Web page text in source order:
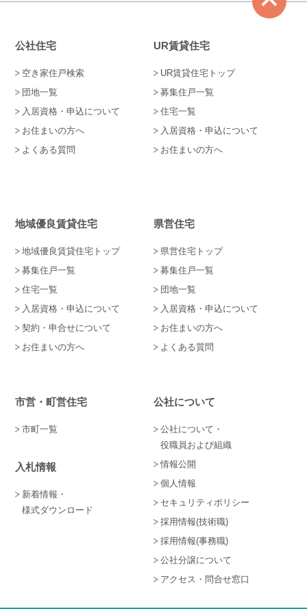
公社住宅
空き家住戸検索
団地一覧
入居資格・申込について
お住まいの方へ
よくある質問
UR賃貸住宅
UR賃貸住宅トップ
募集住戸一覧
住宅一覧
入居資格・申込について
お住まいの方へ
地域優良賃貸住宅
地域優良賃貸住宅トップ
募集住戸一覧
住宅一覧
入居資格・申込について
契約・申合せについて
お住まいの方へ
県営住宅
県営住宅トップ
募集住戸一覧
団地一覧
入居資格・申込について
お住まいの方へ
よくある質問
市営・町営住宅
市町一覧
入札情報
新着情報・
様式ダウンロード
公社について
公社について・
役職員および組織
情報公開
個人情報
セキュリティポリシー
採用情報(技術職)
採用情報(事務職)
公社分譲について
アクセス・問合せ窓口